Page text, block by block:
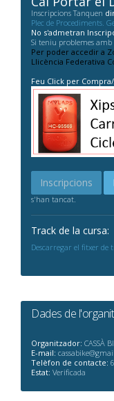
Inscripcions Tanquen
Plec de Procediments.
No s'admetran
Si teniu problemes
Per poder accedir a
Llicència Federativa
Feu Click per
Inscripcions
s'han tancat.
Track de la cursa:
Descarregar el fitxer de
Dades de
Organitzador: CASSÀ
E-mail:
Telèfon de contacte:
Estat: Verificada